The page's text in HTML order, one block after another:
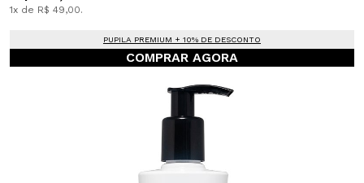
1x de R$ 49,00.
PUPILA PREMIUM + 10% DE DESCONTO
COMPRAR AGORA